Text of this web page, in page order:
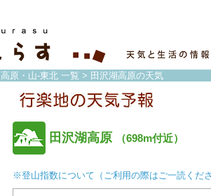
高原・山-東北 一覧 > 田沢湖高原の天気
田沢湖高原 （698m付近）
※登山指数について（ご利用の際はご一読くださ